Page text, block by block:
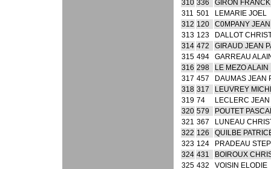
310 336
GIRON FRANCK
311 501
LEMARIE JOEL
312 120
C0MPANY
313 123
DALLOT
314 472
GIRAUD JEAN
315 494
GARREAU
316 298
LE MEZO ALAIN
317 457
DAUMAS JEAN
318 317
LEUVREY
319 74
LECLERC
320 579
POUTET
321 367
LUNEAU
322 126
QUILBE
323 124
PRADEAU
324 431
BOIROUX
325 432
VOISIN ELODIE